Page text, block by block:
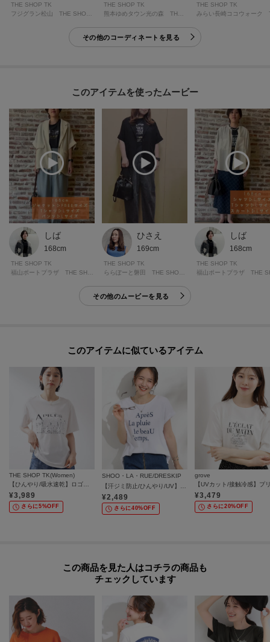
※照明の関係により、実際よりも色味が違って見える場合があります。ま
た、パソコン・スマートフォンなどの環境により、若干製品と画像のカラー
モデル情報：身長166cm B72 W62 H86 着用サイズ：12（M）
THE SHOP TK
THE SHOP TK
THE SHOP TK
その他のコーディネートを見る
このアイテムを使ったムービー
しば
168cm
THE SHOP TK
ひさえ
169cm
THE SHOP TK
しば
168cm
THE SHOP TK
その他のムービーを見る
このアイテムに似ているアイテム
THE SHOP TK(Women)
【ひんやり/吸水速乾】ロゴレースカバーリングTシャツ
¥3,989
さらに5%OFF
SHOO・LA・RUE/DRESKIP
【汗ジミ防止/ひんやり/UV】ロゴプリントTシャツ
¥2,489
さらに40%OFF
grove
¥3,479
さらに20%OFF
この商品を見た人はコチラの商品も
チェックしています